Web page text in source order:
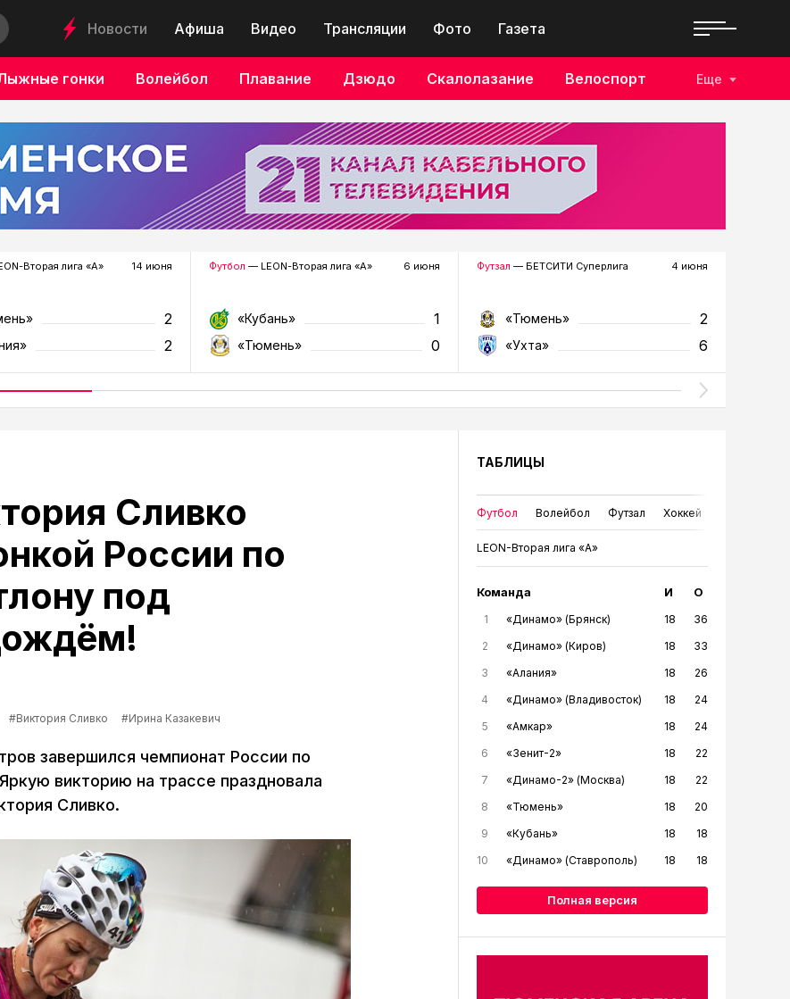
Новости Афиша Видео Трансляции Фото Газета
гонки Волейбол Плавание Дзюдо Скалолазание Велоспорт Еще
Вторая лига «А» 14 июня
2
2
Футбол — LEON-Вторая лига «А» 6 июня
«Кубань» 1
«Тюмень» 0
Футзал — БЕТСИТИ Суперлига 4 июня
«Тюмень» 2
«Ухта» 6
Сливко
России по
под
#Виктория Сливко #Ирина Казакевич
завершился чемпионат России по
викторию на трассе праздновала
Сливко.
ТАБЛИЦЫ
Футбол Волейбол Футзал Хоккей
LEON-Вторая лига «А»
Команда И О
1 «Динамо» (Брянск) 18
36
2
«Динамо» (Киров) 18
33
3
«Алания» 18
26
4
«Динамо» (Владивосток) 18
24
5
«Амкар» 18
24
6
«Зенит-2» 18
22
7
«Динамо-2» (Москва) 18
22
8
«Тюмень» 18
20
9
«Кубань» 18
18
10
«Динамо» (Ставрополь) 18 18
Полная версия